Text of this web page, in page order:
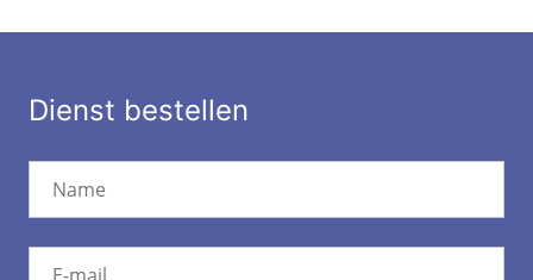
Dienst bestellen